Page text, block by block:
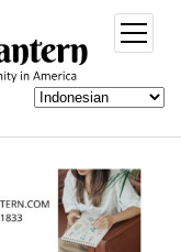
open
menu